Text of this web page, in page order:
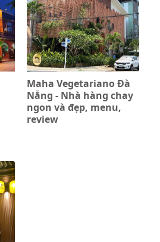
Maha Vegetariano Đà
Nẵng - Nhà hàng chay
ngon và đẹp, menu,
review